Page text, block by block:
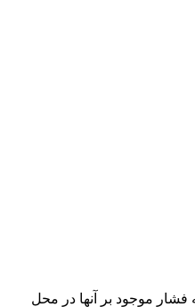
فشار موجود بر آنها در محل